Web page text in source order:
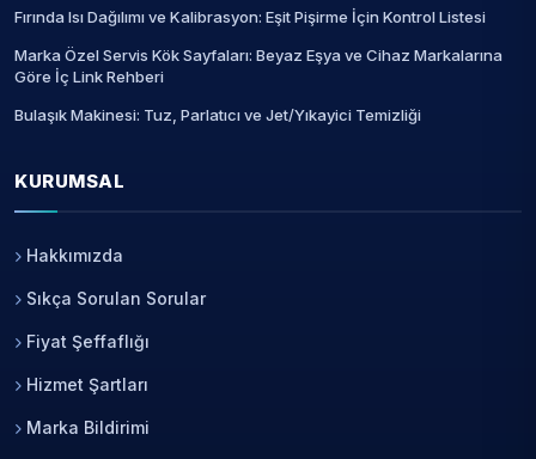
Fırında Isı Dağılımı ve Kalibrasyon: Eşit Pişirme İçin Kontrol Listesi
Marka Özel Servis Kök Sayfaları: Beyaz Eşya ve Cihaz Markalarına
Göre İç Link Rehberi
Bulaşık Makinesi: Tuz, Parlatıcı ve Jet/Yıkayici Temizliği
KURUMSAL
Hakkımızda
Sıkça Sorulan Sorular
Fiyat Şeffaflığı
Hizmet Şartları
Marka Bildirimi